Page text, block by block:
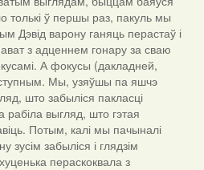
толькі ў першы раз, пакуль мы
Дэвід варону ганяць перастаў і
з адценнем гонару за сваю
А фокусы (дакладней,
Мы, узяўшы па яшчэ
што забыліся пакласці
рабіла выгляд, што гэтая
Потым, калі мы пачыналі
зусім забыліся і глядзім
пераскоквала з